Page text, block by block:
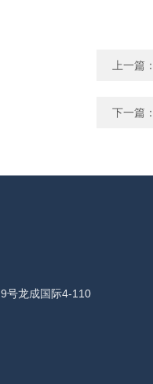
上一篇
下一篇
号龙成国际4-110